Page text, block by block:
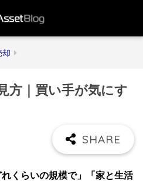
却
方｜買い手が気にす
れくらいの規模で」「家と生活